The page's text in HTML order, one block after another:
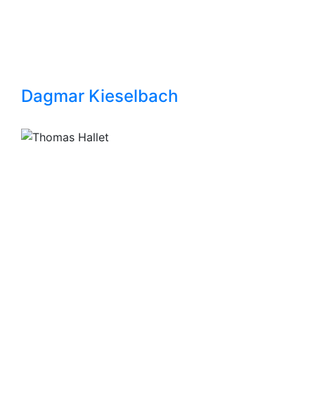
Dagmar Kieselbach